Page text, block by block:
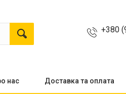
+380
нас Доставка та оплата